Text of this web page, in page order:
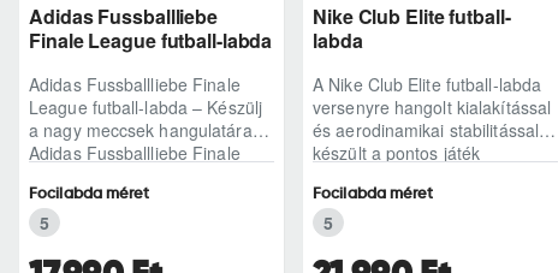
Adidas Fussballliebe
Finale League futball-labda
Adidas Fussballliebe Finale
League futball-labda – Készülj
a nagy meccsek hangulatáraAz
Adidas Fussballliebe Finale
szól,..
Focilabda méret
5
Nike Club Elite futball-
labda
A Nike Club Elite futball-labda
versenyre hangolt kialakítással
és aerodinamikai stabilitással
készült a pontos játék
Focilabda méret
5